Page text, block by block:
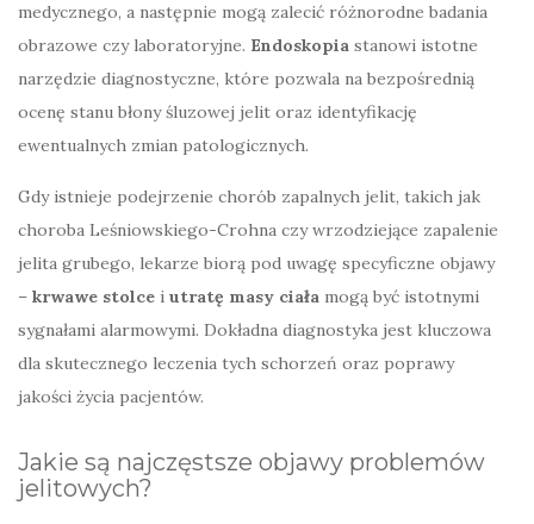
medycznego, a następnie mogą zalecić różnorodne badania
obrazowe czy laboratoryjne. Endoskopia stanowi istotne
narzędzie diagnostyczne, które pozwala na bezpośrednią
ocenę stanu błony śluzowej jelit oraz identyfikację
ewentualnych zmian patologicznych.
Gdy istnieje podejrzenie chorób zapalnych jelit, takich jak
choroba Leśniowskiego-Crohna czy wrzodziejące zapalenie
jelita grubego, lekarze biorą pod uwagę specyficzne objawy
– krwawe stolce i utratę masy ciała mogą być istotnymi
sygnałami alarmowymi. Dokładna diagnostyka jest kluczowa
dla skutecznego leczenia tych schorzeń oraz poprawy
jakości życia pacjentów.
Jakie są najczęstsze objawy problemów
jelitowych?